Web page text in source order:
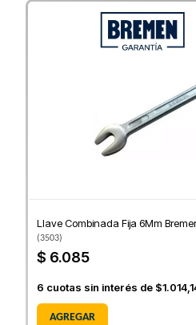
Llave Combinada Fija 6Mm
(3503)
$ 6.085
6 cuotas sin interés de
AGREGAR